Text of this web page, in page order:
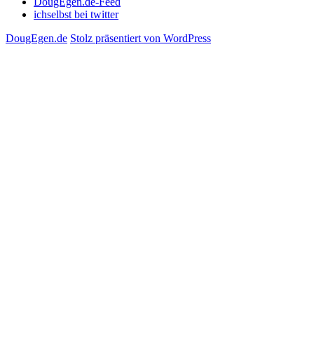
ichselbst bei twitter
DougEgen.de Stolz präsentiert von WordPress